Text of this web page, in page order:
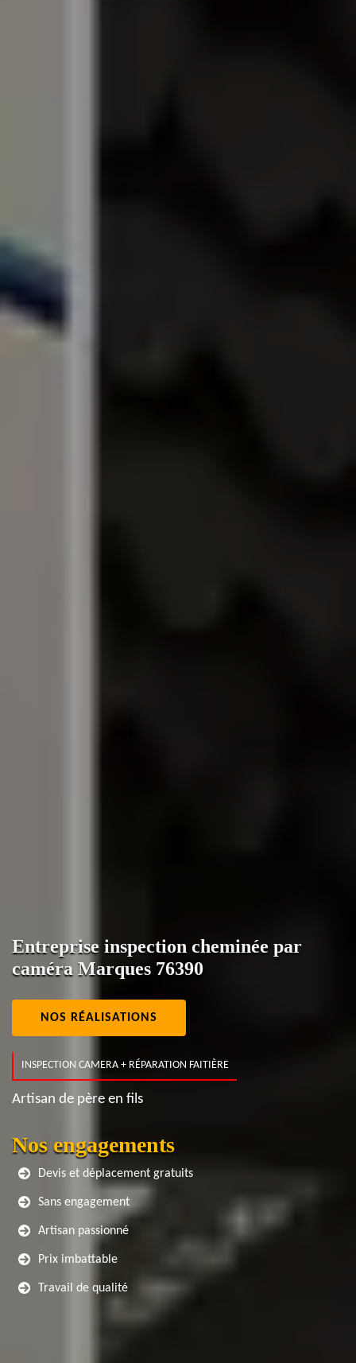
Entreprise inspection cheminée par
caméra Marques 76390
NOS RÉALISATIONS
INSPECTION CAMERA + RÉPARATION FAITIÈRE
Artisan de père en fils
Nos engagements
Devis et déplacement gratuits
Sans engagement
Artisan passionné
Prix imbattable
Travail de qualité